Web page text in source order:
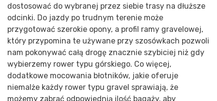
dostosować do wybranej przez siebie trasy na dłuższe
odcinki. Do jazdy po trudnym terenie może
przygotować szerokie opony, a profil ramy gravelowej,
który przypomina te używane przy szosówkach pozwoli
nam pokonywać całą drogę znacznie szybiciej niż gdy
wybierzemy rower typu górskiego. Co więcej,
dodatkowe mocowania błotników, jakie oferuje
niemalże każdy rower typu gravel sprawiają, że
możemy zabrać odpowiednią ilość bagaży, aby